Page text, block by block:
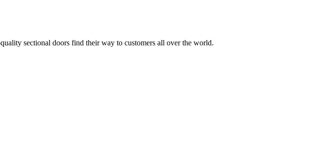
sectional doors find their way to customers all over the world.